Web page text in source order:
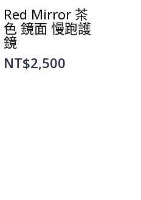
選擇規格
Red Mirror 茶
色 鏡面 慢跑護
鏡
NT$2,500